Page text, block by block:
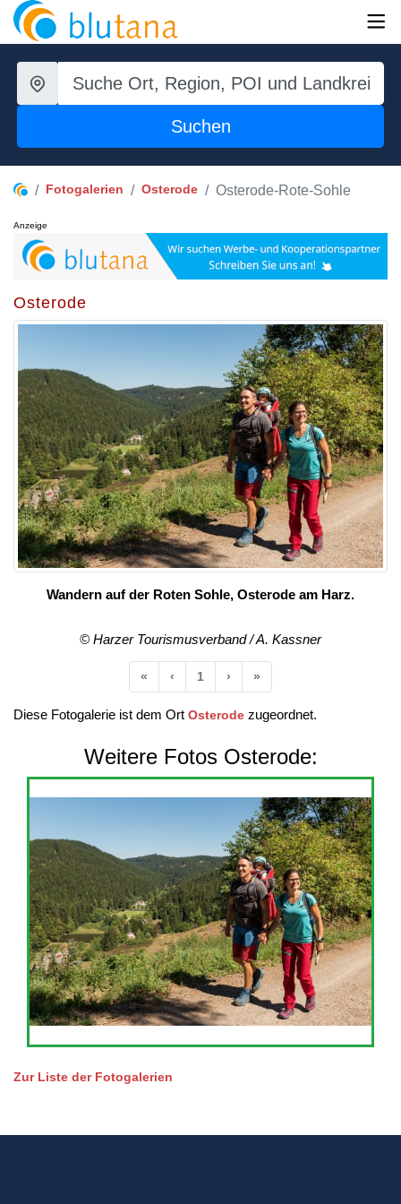
Suchen
Fotogalerien Osterode Osterode-Rote-Sohle
Anzeige
Osterode
Wandern auf der Roten Sohle, Osterode am Harz.
© Harzer Tourismusverband / A. Kassner
« Anfang
‹ Vorherige
1 › Nächste
»
Diese Fotogalerie ist dem Ort Osterode zugeordnet.
Weitere Fotos Osterode:
Zur Liste der Fotogalerien